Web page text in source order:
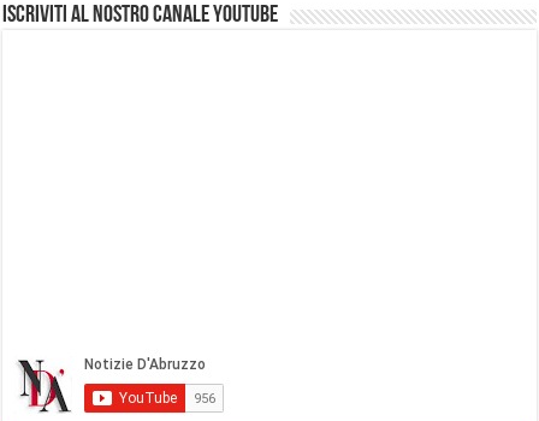
Iscriviti al nostro Canale Youtube